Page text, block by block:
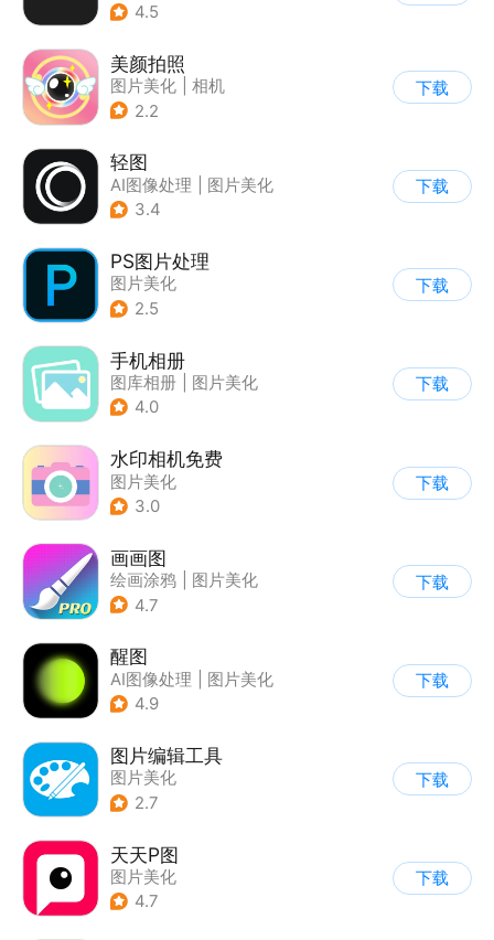
4.5
美颜拍照
图片美化
相机
2.2
下载
轻图
AI图像处理
图片美化
3.4
下载
PS图片处理
图片美化
2.5
下载
手机相册
图库相册
图片美化
4.0
下载
水印相机免费
图片美化
3.0
下载
画画图
绘画涂鸦
图片美化
4.7
下载
醒图
AI图像处理
图片美化
4.9
下载
图片编辑工具
图片美化
2.7
下载
天天P图
图片美化
4.7
下载